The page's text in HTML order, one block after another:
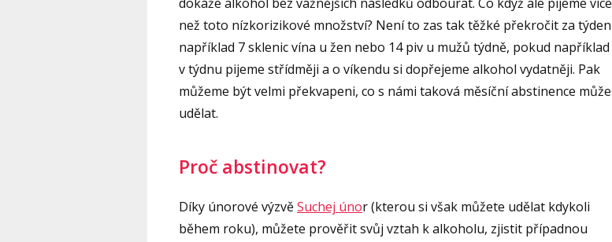
než toto nízkorizikové množství? Není to zas tak těžké překročit za týden
například 7 sklenic vína u žen nebo 14 piv u mužů týdně, pokud například
v týdnu pijeme střídměji a o víkendu si dopřejeme alkohol vydatněji. Pak
můžeme být velmi překvapeni, co s námi taková měsíční abstinence může
udělat.
Proč abstinovat?
Díky únorové výzvěSuchej únor (kterou si však můžete udělat kdykoli
během roku), můžete prověřit svůj vztah k alkoholu, zjistit případnou